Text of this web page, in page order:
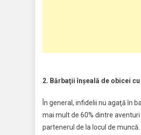
2. Bărbaţii înşeală de obicei
În general, infidelii nu agaţă în
mai mult de 60% dintre
partenerul de la locul de